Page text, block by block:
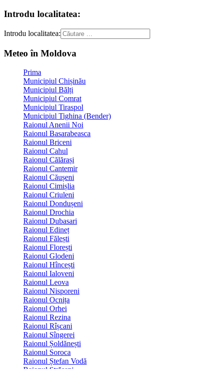
Introdu localitatea:
Introdu localitatea:
Meteo în Moldova
Prima
Municipiul Chișinău
Municipiul Bălți
Municipiul Comrat
Municipiul Tiraspol
Municipiul Tighina (Bender)
Raionul Anenii Noi
Raionul Basarabeasca
Raionul Briceni
Raionul Cahul
Raionul Călărași
Raionul Cantemir
Raionul Căușeni
Raionul Cimișlia
Raionul Criuleni
Raionul Dondușeni
Raionul Drochia
Raionul Dubasari
Raionul Edineț
Raionul Fălești
Raionul Florești
Raionul Glodeni
Raionul Hîncești
Raionul Ialoveni
Raionul Leova
Raionul Nisporeni
Raionul Ocnița
Raionul Orhei
Raionul Rezina
Raionul Rîșcani
Raionul Sîngerei
Raionul Șoldănești
Raionul Soroca
Raionul Ștefan Vodă